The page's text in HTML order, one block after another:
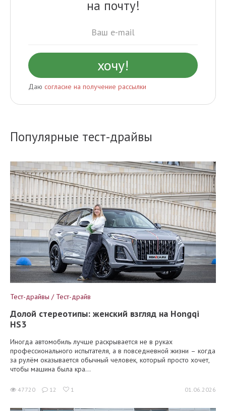
на почту!
Даю согласие на получение рассылки
Популярные тест-драйвы
Тест-драйвы / Тест-драйв
Долой стереотипы: женский взгляд на Hongqi
HS3
Иногда автомобиль лучше раскрывается не в руках
профессионального испытателя, а в повседневной жизни – когда
за рулём оказывается обычный человек, который просто хочет,
чтобы машина была кра...
47720 12 1 01.06.2026